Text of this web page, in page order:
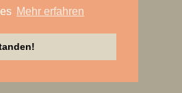
Mehr erfahren